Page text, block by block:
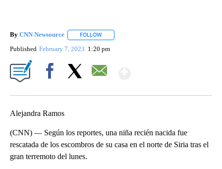
By CNN Newsource FOLLOW
Published February 7, 2023 1:20 pm
Alejandra Ramos
(CNN) — Según los reportes, una niña recién nacida fue
rescatada de los escombros de su casa en el norte de Siria tras el
gran terremoto del lunes.